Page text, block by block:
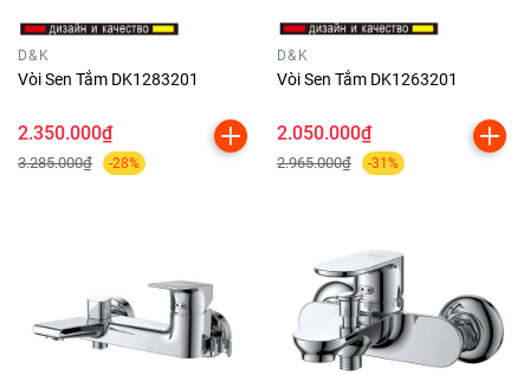
D&K
Vòi Sen Tắm DK1283201
2.350.000₫
3.285.000₫ -28%
D&K
Vòi Sen Tắm DK1263201
2.050.000₫
2.965.000₫ -31%